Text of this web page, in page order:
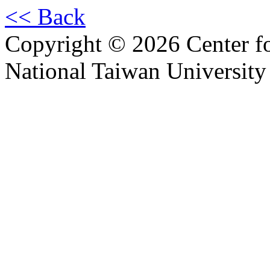
<< Back
Copyright © 2026 Center
National Taiwan University